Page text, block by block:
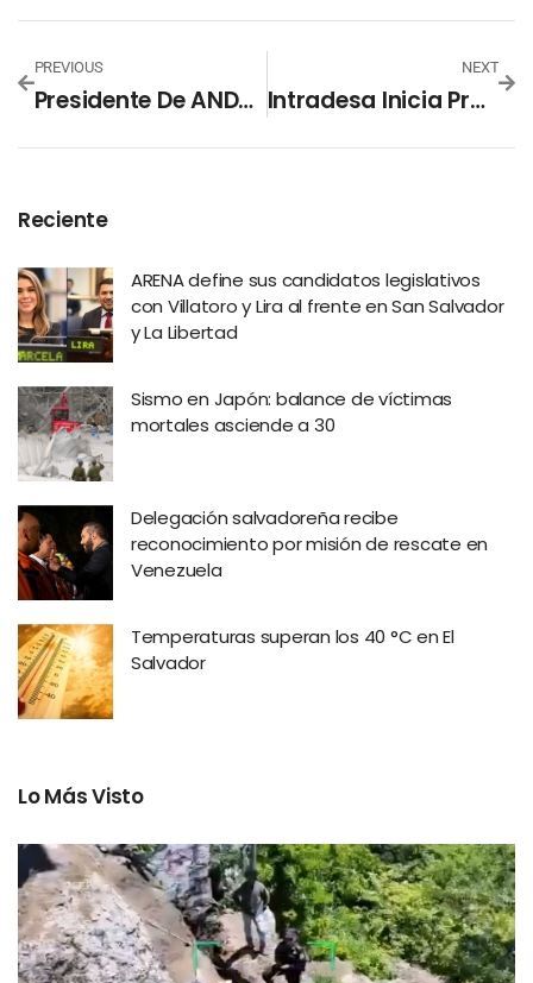
PREVIOUS
Presidente De ANDA Anuncia El Mantenimiento En Equipos De Bombeo
NEXT
Intradesa Inicia Producción Masiva De Ropa Quirúrgica Avalada Por El FDA
Reciente
ARENA define sus candidatos legislativos
con Villatoro y Lira al frente en San Salvador
y La Libertad
Sismo en Japón: balance de víctimas
mortales asciende a 30
Delegación salvadoreña recibe
reconocimiento por misión de rescate en
Venezuela
Temperaturas superan los 40 °C en El
Salvador
Lo Más Visto